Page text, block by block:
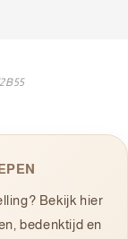
Bekijk hier
bedenktijd en